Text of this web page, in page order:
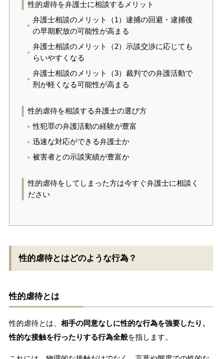
性的虐待を弁護士に相談するメリット
弁護士相談のメリット（1）逮捕の回避・逮捕後
の早期釈放の可能性が高まる
弁護士相談のメリット（2）示談交渉に応じても
らいやすくなる
弁護士相談のメリット（3）裁判での弁護活動で
刑が軽くなる可能性が高まる
性的虐待を相談する弁護士の選び方
性犯罪の弁護活動の経験が豊富
迅速な対応ができる弁護士か
被害者との示談実績が豊富か
性的虐待をしてしまった方は今すぐ弁護士に相談く
ださい
性的虐待とはどのような行為？
性的虐待とは
性的虐待とは、 相手の同意なしに性的な行為を強要したり、
性的な接触を行ったりする行為全般を指します。